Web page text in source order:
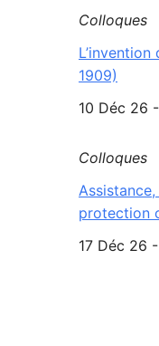
Colloques
1909)
10 Déc 26 -
Colloques
protection
17 Déc 26 -